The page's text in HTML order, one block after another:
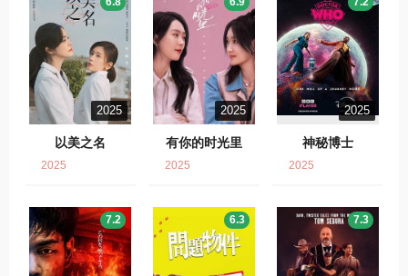
2025
以美之名
2025
2025
有你的时光里
2025
2025
神秘博士
2025
7.2 6.3 7.3